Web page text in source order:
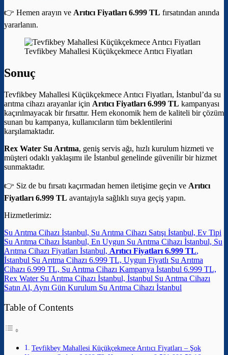
👉 Hemen arayın ve Arıtıcı Fiyatları 6.999 TL fırsatından anında
yararlanın.
Tevfikbey Mahallesi Küçükçekmece Arıtıcı Fiyatları
Sonuç
Tevfikbey Mahallesi Küçükçekmece Arıtıcı Fiyatları, İstanbul’da su
arıtma cihazı arayanlar için Arıtıcı Fiyatları 6.999 TL kampanyası
kaçırılmayacak bir fırsattır. Hem ekonomik hem de kaliteli bir çözüm
sunan bu kampanya, kullanıcıların tüm beklentilerini
karşılamaktadır.
Rex Water Su Arıtma, geniş servis ağı, hızlı kurulum hizmeti ve
müşteri odaklı yaklaşımı ile İstanbul genelinde güvenilir bir hizmet
sunmaktadır.
👉 Siz de bu fırsatı kaçırmadan hemen iletişime geçin ve Arıtıcı
Fiyatları 6.999 TL avantajıyla sağlıklı suya geçiş yapın.
Hizmetlerimiz:
Su Arıtma Cihazı İstanbul, Su Arıtma Cihazı Satışı İstanbul, Ev Tipi
Su Arıtma Cihazı İstanbul, En Uygun Su Arıtma Cihazı İstanbul, Su
Arıtma Cihazı Fiyatları İstanbul, Arıtıcı Fiyatları 6.999 TL,
İstanbul Su Arıtma Cihazı 6.999 TL, Uygun Fiyatlı Su Arıtma
Cihazı 6.999 TL, Su Arıtma Cihazı Kampanya İstanbul 6.999 TL,
Rex Water Su Arıtma Cihazı İstanbul, İstanbul Su Arıtma Cihazı
Satın Al, Aynı Gün Kurulum Su Arıtma Cihazı İstanbul
Table of Contents
Tevfikbey Mahallesi Küçükçekmece Arıtıcı Fiyatları – Şok